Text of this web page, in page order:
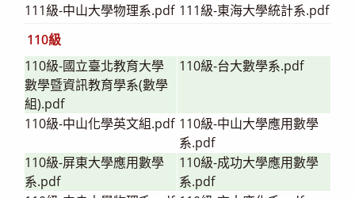
111級-中山大學物理系.pdf 111級-東海大學統計系.pdf
110級
110級-國立臺北教育大學
數學暨資訊教育學系(數學
組).pdf
110級-台大數學系.pdf
110級-中山化學英文組.pdf 110級-中山大學應用數學
系.pdf
110級-屏東大學應用數學
系.pdf
110級-成功大學應用數學
系.pdf